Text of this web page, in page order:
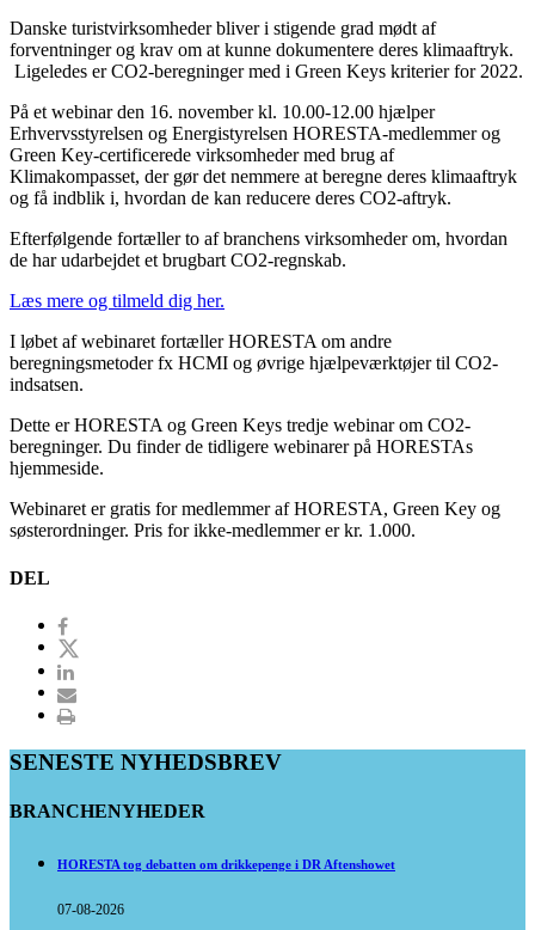
Danske turistvirksomheder bliver i stigende grad mødt af
forventninger og krav om at kunne dokumentere deres klimaaftryk.
Ligeledes er CO2-beregninger med i Green Keys kriterier for 2022.
På et webinar den 16. november kl. 10.00-12.00 hjælper
Erhvervsstyrelsen og Energistyrelsen HORESTA-medlemmer og
Green Key-certificerede virksomheder med brug af
Klimakompasset, der gør det nemmere at beregne deres klimaaftryk
og få indblik i, hvordan de kan reducere deres CO2-aftryk.
Efterfølgende fortæller to af branchens virksomheder om, hvordan
de har udarbejdet et brugbart CO2-regnskab.
Læs mere og tilmeld dig her.
I løbet af webinaret fortæller HORESTA om andre
beregningsmetoder fx HCMI og øvrige hjælpeværktøjer til CO2-
indsatsen.
Dette er HORESTA og Green Keys tredje webinar om CO2-
beregninger. Du finder de tidligere webinarer på HORESTAs
hjemmeside.
Webinaret er gratis for medlemmer af HORESTA, Green Key og
søsterordninger. Pris for ikke-medlemmer er kr. 1.000.
DEL
SENESTE NYHEDSBREV
BRANCHENYHEDER
HORESTA tog debatten om drikkepenge i DR Aftenshowet
07-08-2026